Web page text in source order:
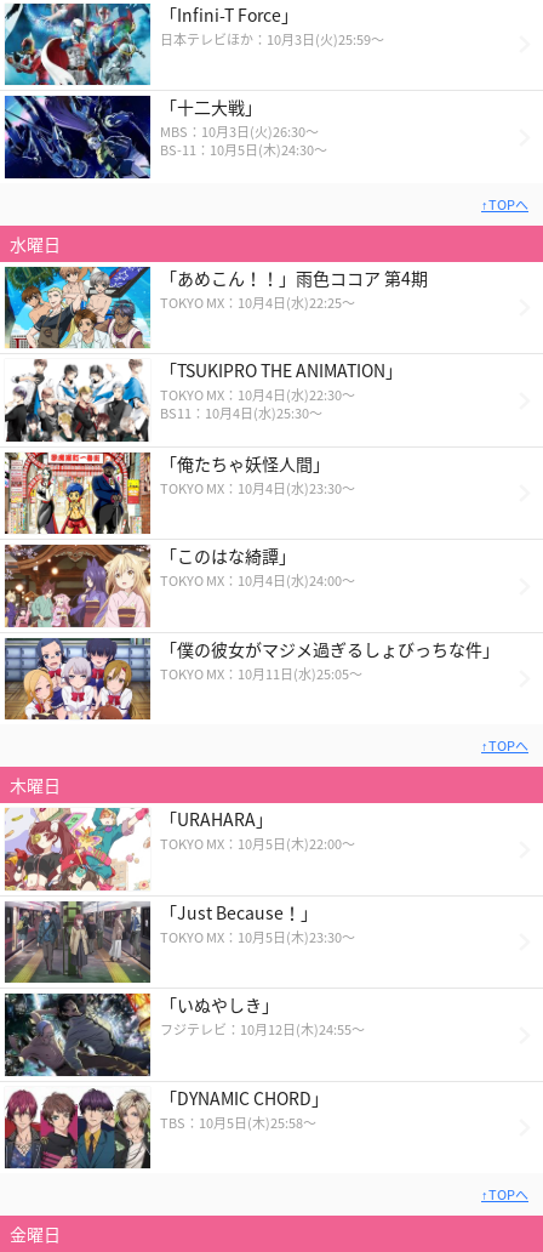
「Infini-T Force」
日本テレビほか：10月3日(火)25:59〜
「十二大戦」
MBS：10月3日(火)26:30〜
BS-11：10月5日(木)24:30〜
↑TOPへ
水曜日
「あめこん！！」雨色ココア 第4期
TOKYO MX：10月4日(水)22:25〜
「TSUKIPRO THE ANIMATION」
TOKYO MX：10月4日(水)22:30～
BS11：10月4日(水)25:30～
「俺たちゃ妖怪人間」
TOKYO MX：10月4日(水)23:30～
「このはな綺譚」
TOKYO MX：10月4日(水)24:00〜
「僕の彼女がマジメ過ぎるしょびっちな件」
TOKYO MX：10月11日(水)25:05～
↑TOPへ
木曜日
「URAHARA」
TOKYO MX：10月5日(木)22:00～
「Just Because！」
TOKYO MX：10月5日(木)23:30～
「いぬやしき」
フジテレビ：10月12日(木)24:55〜
「DYNAMIC CHORD」
TBS：10月5日(木)25:58〜
↑TOPへ
金曜日